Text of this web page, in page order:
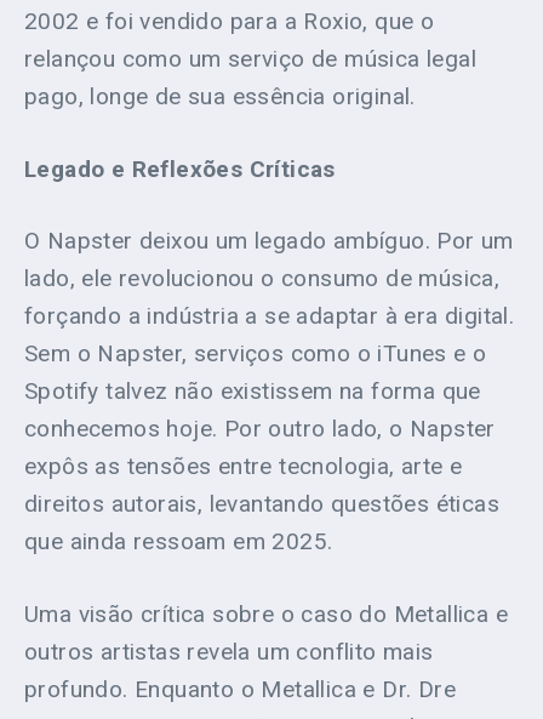
2002 e foi vendido para a Roxio, que o
relançou como um serviço de música legal
pago, longe de sua essência original.
Legado e Reflexões Críticas
O Napster deixou um legado ambíguo. Por um
lado, ele revolucionou o consumo de música,
forçando a indústria a se adaptar à era digital.
Sem o Napster, serviços como o iTunes e o
Spotify talvez não existissem na forma que
conhecemos hoje. Por outro lado, o Napster
expôs as tensões entre tecnologia, arte e
direitos autorais, levantando questões éticas
que ainda ressoam em 2025.
Uma visão crítica sobre o caso do Metallica e
outros artistas revela um conflito mais
profundo. Enquanto o Metallica e Dr. Dre